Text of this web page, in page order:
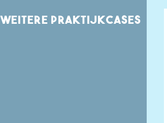
Weitere Praktijkcases